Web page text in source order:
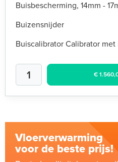
Buisbescherming, 14mm -
Buizensnijder
Buiscalibrator Calibrator
€
Vloerverwarming
voor de beste prijs!